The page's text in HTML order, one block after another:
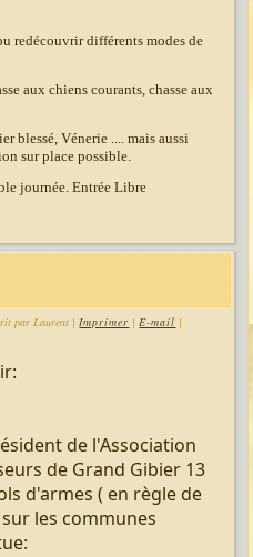
redécouvrir différents modes de
aux chiens courants, chasse aux
blessé, Vénerie .... mais aussi
sur place possible.
journée. Entrée Libre
par Laurent |Imprimer |E-mail |
de l'Association
de Grand Gibier 13
d'armes ( en règle de
les communes